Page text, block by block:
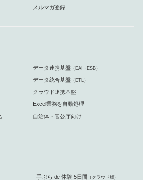
メルマガ登録
データ連携基盤 （EAI・ESB）
データ統合基盤 （ETL）
クラウド連携基盤
Excel業務を自動処理
自治体・官公庁向け
手ぶら de 体験 5日間 （クラウド版）